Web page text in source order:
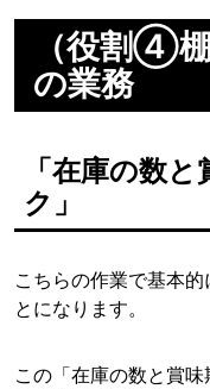
（役割④
の業務
「在庫の数
ク」
こちらの作業で基本
とになります。
この「在庫の数と賞